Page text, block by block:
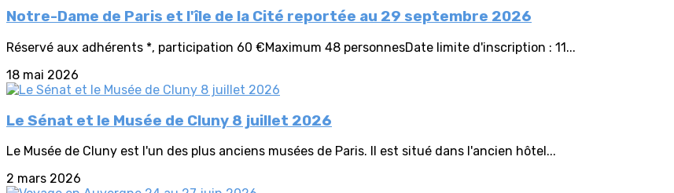
Notre-Dame de Paris et l'île de la Cité reportée au 29 septembre 2026
Réservé aux adhérents *, participation 60 €Maximum 48 personnesDate limite d'inscription : 11...
18 mai 2026
Le Sénat et le Musée de Cluny 8 juillet 2026
Le Musée de Cluny est l'un des plus anciens musées de Paris. Il est situé dans l'ancien hôtel...
2 mars 2026